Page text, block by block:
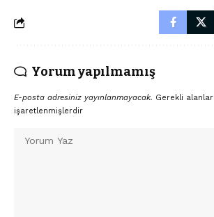
Yorum yapılmamış
E-posta adresiniz yayınlanmayacak. Gerekli alanlar
işaretlenmişlerdir